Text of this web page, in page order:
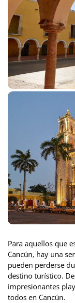
Para aquellos que
Cancún, hay una
pueden perderse
destino turístico.
impresionantes
todos en Cancún.